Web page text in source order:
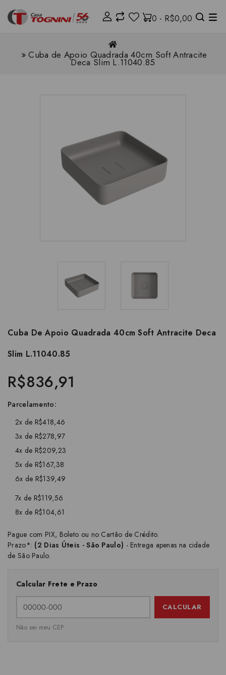
0 - R$0,00
Cuba de Apoio Quadrada 40cm Soft Antracite
Deca Slim L.11040.85
Cuba De Apoio Quadrada 40cm Soft Antracite Deca
Slim L.11040.85
R$836,91
Parcelamento:
2x de R$418,46
3x de R$278,97
4x de R$209,23
5x de R$167,38
6x de R$139,49
7x de R$119,56
8x de R$104,61
Pague com PIX, Boleto ou no Cartão de Crédito.
Prazo*: (2 Dias Úteis - São Paulo) - Entrega apenas na cidade
de São Paulo.
Calcular Frete e Prazo
CALCULAR
Não sei meu CEP